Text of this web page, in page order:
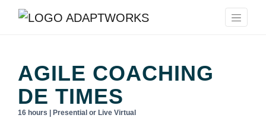
AGILE COACHING
DE TIMES
16 hours | Presential or Live Virtual